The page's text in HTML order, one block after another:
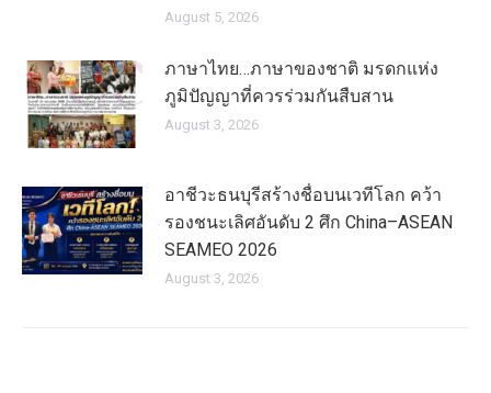
August 5, 2026
ภาษาไทย…ภาษาของชาติ มรดกแห่ง
ภูมิปัญญาที่ควรร่วมกันสืบสาน
August 3, 2026
อาชีวะธนบุรีสร้างชื่อบนเวทีโลก คว้า
รองชนะเลิศอันดับ 2 ศึก China–ASEAN
SEAMEO 2026
August 3, 2026